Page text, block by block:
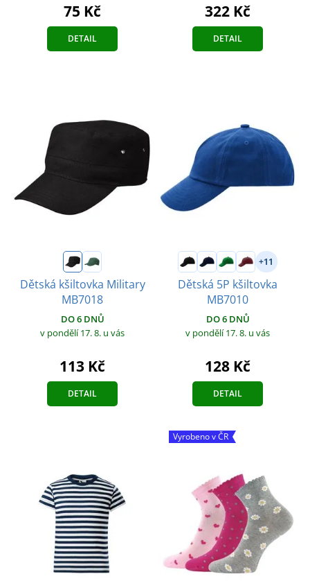
75 Kč
DETAIL
322 Kč
DETAIL
Dětská kšiltovka Military
MB7018
DO 6 DNŮ
v pondělí 17. 8. u vás
113 Kč
DETAIL
+11
Dětská 5P kšiltovka
MB7010
DO 6 DNŮ
v pondělí 17. 8. u vás
128 Kč
DETAIL
Vyrobeno v ČR